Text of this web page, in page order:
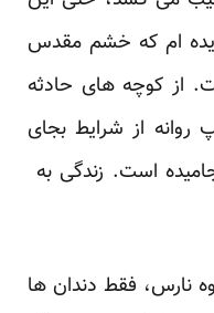
ام که خشم مقدس
از کوچه های حادثه
از شرایط بجای
است. زندگی به
نارس، فقط دندان ها